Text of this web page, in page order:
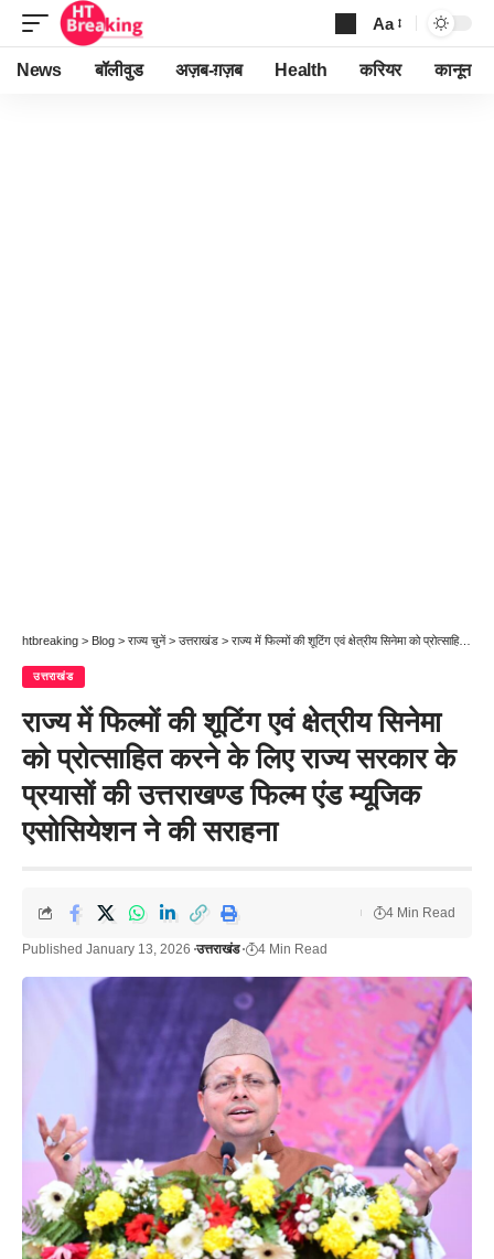
Font
Resizer
Aa
News बॉलीवुड अज़ब-ग़ज़ब Health करियर कानून
htbreaking > Blog > राज्य चुनें > उत्तराखंड > राज्य में फिल्मों की शूटिंग एवं क्षेत्रीय सिनेमा को प्रोत्साहित करने के लिए राज्य सरकार के प्रयासों की उत्तराखण्ड फिल्म एंड म्यूजिक एसोसियेशन ने की सराहना
उत्तराखंड
राज्य में फिल्मों की शूटिंग एवं क्षेत्रीय सिनेमा
को प्रोत्साहित करने के लिए राज्य सरकार के
प्रयासों की उत्तराखण्ड फिल्म एंड म्यूजिक
एसोसियेशन ने की सराहना
Published January 13, 2026 उत्तराखंड 4 Min Read
4 Min Read